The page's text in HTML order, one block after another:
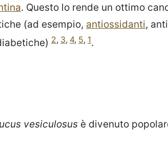
. Questo lo rende un ottimo
(ad esempio, antiossidanti,
2, 3, 4, 5, 1.
vesiculosus è divenuto